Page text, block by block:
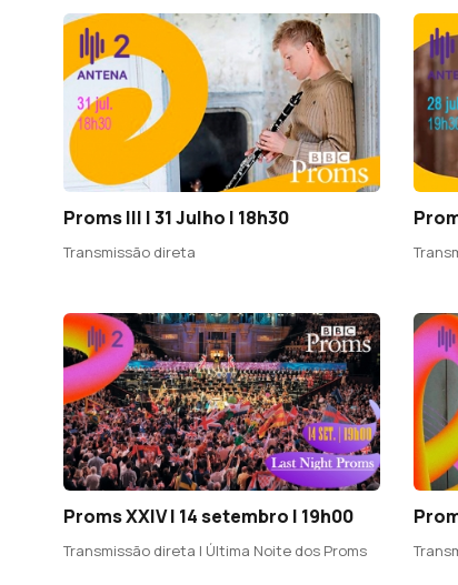
Proms III | 31 Julho | 18h30
Transmissão direta
Proms XXIV | 14 setembro | 19h00
Transmissão direta | Última Noite dos Proms